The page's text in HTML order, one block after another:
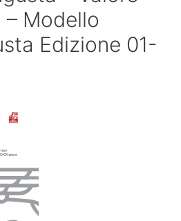
– Modello
Edizione 01-